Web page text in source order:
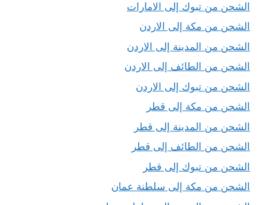
الشحن من تبوك إلى الامارات
الشحن من مكة إلى الاردن
الشحن من المدينة إلى الاردن
الشحن من الطائف إلى الاردن
الشحن من تبوك إلى الاردن
الشحن من مكة إلى قطر
الشحن من المدينة إلى قطر
الشحن من الطائف إلى قطر
الشحن من تبوك إلى قطر
الشحن من مكة إلى سلطنة عمان